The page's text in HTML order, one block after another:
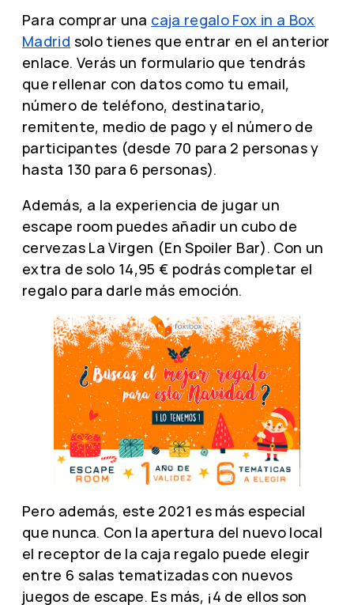
Para comprar una caja regalo Fox in a Box
Madrid solo tienes que entrar en el anterior
enlace. Verás un formulario que tendrás
que rellenar con datos como tu email,
número de teléfono, destinatario,
remitente, medio de pago y el número de
participantes (desde 70 para 2 personas y
hasta 130 para 6 personas).
Además, a la experiencia de jugar un
escape room puedes añadir un cubo de
cervezas La Virgen (En Spoiler Bar). Con un
extra de solo 14,95 € podrás completar el
regalo para darle más emoción.
Pero además, este 2021 es más especial
que nunca. Con la apertura del nuevo local
el receptor de la caja regalo puede elegir
entre 6 salas tematizadas con nuevos
juegos de escape. Es más, ¡4 de ellos son